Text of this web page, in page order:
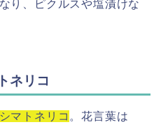
り、ピクルスや塩漬けな
ネリコ
シマトネリコ 。花言葉は